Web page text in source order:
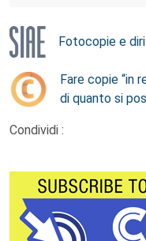
Fotocopie e
Fare copie “in
di quanto si
Condividi :